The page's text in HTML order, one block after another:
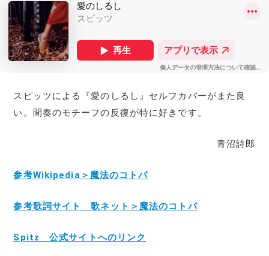
スピッツによる『愛のしるし』セルフカバーがまた良
い。間奏のモチーフの反復が特に好きです。
青沼詩郎
参考Wikipedia＞魔法のコトバ
参考歌詞サイト 歌ネット＞魔法のコトバ
Spitz 公式サイトへのリンク